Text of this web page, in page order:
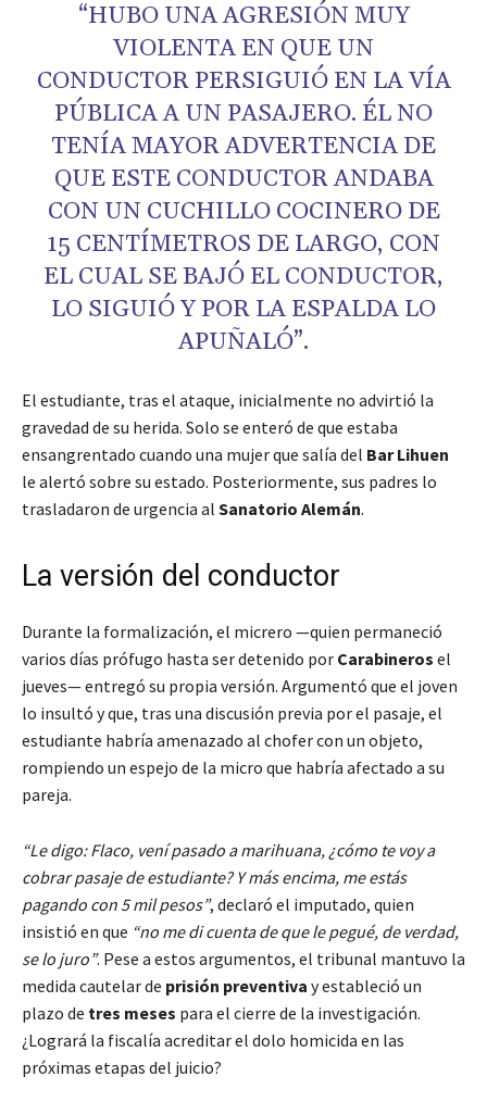
“HUBO UNA AGRESIÓN MUY
VIOLENTA EN QUE UN
CONDUCTOR PERSIGUIÓ EN LA VÍA
PÚBLICA A UN PASAJERO. ÉL NO
TENÍA MAYOR ADVERTENCIA DE
QUE ESTE CONDUCTOR ANDABA
CON UN CUCHILLO COCINERO DE
15 CENTÍMETROS DE LARGO, CON
EL CUAL SE BAJÓ EL CONDUCTOR,
LO SIGUIÓ Y POR LA ESPALDA LO
APUÑALÓ”.
El estudiante, tras el ataque, inicialmente no advirtió la
gravedad de su herida. Solo se enteró de que estaba
ensangrentado cuando una mujer que salía del Bar Lihuen
le alertó sobre su estado. Posteriormente, sus padres lo
trasladaron de urgencia al Sanatorio Alemán.
La versión del conductor
Durante la formalización, el micrero —quien permaneció
varios días prófugo hasta ser detenido por Carabineros el
jueves— entregó su propia versión. Argumentó que el joven
lo insultó y que, tras una discusión previa por el pasaje, el
estudiante habría amenazado al chofer con un objeto,
rompiendo un espejo de la micro que habría afectado a su
pareja.
“Le digo: Flaco, vení pasado a marihuana, ¿cómo te voy a
cobrar pasaje de estudiante? Y más encima, me estás
pagando con 5 mil pesos”, declaró el imputado, quien
insistió en que “no me di cuenta de que le pegué, de verdad,
se lo juro”. Pese a estos argumentos, el tribunal mantuvo la
medida cautelar de prisión preventiva y estableció un
plazo de tres meses para el cierre de la investigación.
¿Logrará la fiscalía acreditar el dolo homicida en las
próximas etapas del juicio?